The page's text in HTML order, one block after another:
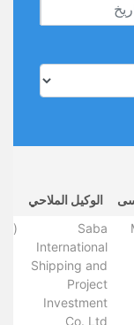
الوكيل الملاحي
Saba
International
Shipping and
Project
Investment
Co. Ltd